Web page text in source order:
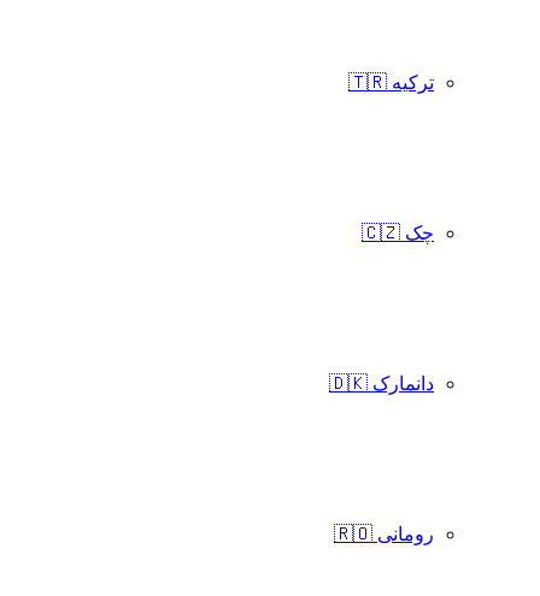
ترکیه 🇹🇷
چک 🇨🇿
دانمارک 🇩🇰
رومانی 🇷🇴